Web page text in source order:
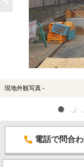
現地外観写真 -
電話で問合